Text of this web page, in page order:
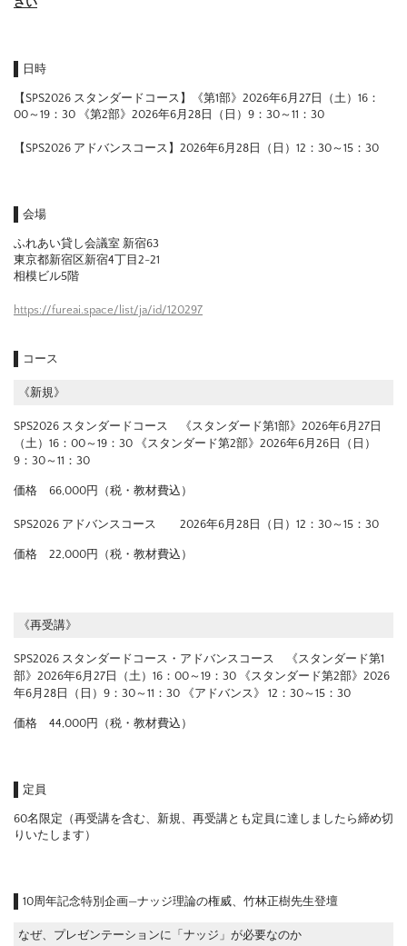
さい
日時
【SPS2026 スタンダードコース】《第1部》2026年6月27日（土）16：
00～19：30 《第2部》2026年6月28日（日）9：30～11：30
【SPS2026 アドバンスコース】2026年6月28日（日）12：30～15：30
会場
ふれあい貸し会議室 新宿63
東京都新宿区新宿4丁目2-21
相模ビル5階
https://fureai.space/list/ja/id/120297
コース
《新規》
SPS2026 スタンダードコース 《スタンダード第1部》2026年6月27日
（土）16：00～19：30 《スタンダード第2部》2026年6月26日（日）
9：30～11：30
価格 66,000円（税・教材費込）
SPS2026 アドバンスコース 2026年6月28日（日）12：30～15：30
価格 22,000円（税・教材費込）
《再受講》
SPS2026 スタンダードコース・アドバンスコース 《スタンダード第1
部》2026年6月27日（土）16：00～19：30 《スタンダード第2部》2026
年6月28日（日）9：30～11：30 《アドバンス》 12：30～15：30
価格 44,000円（税・教材費込）
定員
60名限定（再受講を含む、新規、再受講とも定員に達しましたら締め切
りいたします）
10周年記念特別企画—ナッジ理論の権威、竹林正樹先生登壇
なぜ、プレゼンテーションに「ナッジ」が必要なのか